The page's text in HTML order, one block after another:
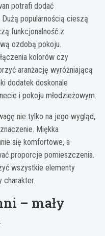
potrafi dodać
popularnością cieszą
funkcjonalność z
ozdobą pokoju.
kolorów czy
aranżację wyróżniającą
dodatek doskonale
i pokoju młodzieżowym.
nie tylko na jego wygląd,
Miękka
się komfortowe, a
proporcje pomieszczenia.
wszystkie elementy
charakter.
– mały